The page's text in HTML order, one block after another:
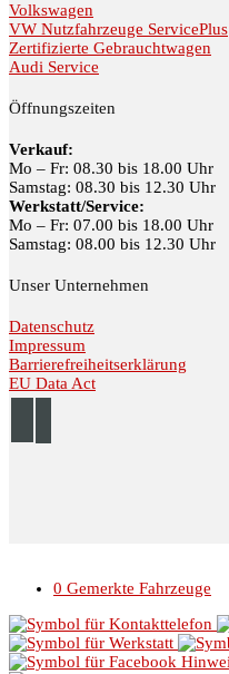
Volkswagen
VW Nutzfahrzeuge ServicePlus
Zertifizierte Gebrauchtwagen
Audi Service
Öffnungszeiten
Verkauf:
Mo – Fr: 08.30 bis 18.00 Uhr
Samstag: 08.30 bis 12.30 Uhr
Werkstatt/Service:
Mo – Fr: 07.00 bis 18.00 Uhr
Samstag: 08.00 bis 12.30 Uhr
Unser Unternehmen
Datenschutz
Impressum
Barrierefreiheitserklärung
EU Data Act
0 Gemerkte Fahrzeuge